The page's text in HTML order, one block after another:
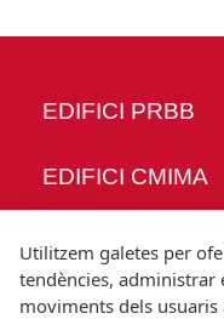
EDIFICI PRBB
EDIFICI CMIMA
SEGUEIX-NOS
Utilitzem galetes per
tendències, administrar
moviments dels